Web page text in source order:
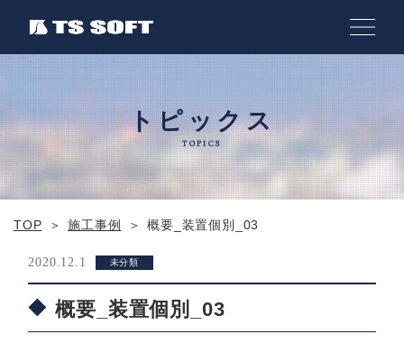
トピックス
TOPICS
TOP 施工事例 概要_装置個別_03
2020.12.1 未分類
概要_装置個別_03